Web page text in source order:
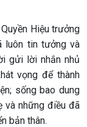
Hiệu trưởng
luôn tin tưởng và
gửi lời nhắn nhủ
vọng để thành
sống bao dung
và những điều đã
bản thân.